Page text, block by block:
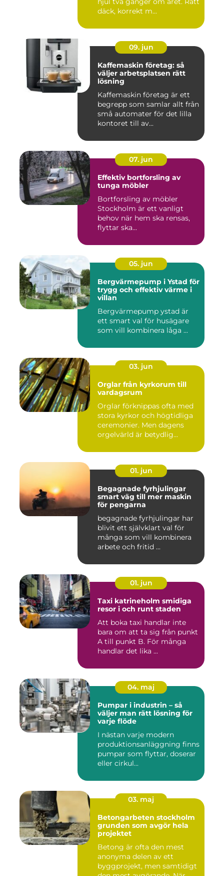
däck, korrekt m...
09. jun
Kaffemaskin företag: så
väljer arbetsplatsen rätt
lösning
Kaffemaskin företag är ett
begrepp som samlar allt från
små automater för det lilla
kontoret till av...
07. jun
Effektiv bortforsling av
tunga möbler
Bortforsling av möbler
Stockholm är ett vanligt
behov när hem ska rensas,
flyttar ska...
05. jun
Bergvärmepump i Ystad för
trygg och effektiv värme i
villan
Bergvärmepump ystad är
ett smart val för husägare
som vill kombinera låga ...
03. jun
Orglar från kyrkorum till
vardagsrum
Orglar förknippas ofta med
stora kyrkor och högtidliga
ceremonier. Men dagens
orgelvärld är betydlig...
01. jun
Begagnade fyrhjulingar
smart väg till mer maskin
för pengarna
begagnade fyrhjulingar har
blivit ett självklart val för
många som vill kombinera
arbete och fritid ...
01. jun
Taxi katrineholm smidiga
resor i och runt staden
Att boka taxi handlar inte
bara om att ta sig från punkt
A till punkt B. För många
handlar det lika ...
04. maj
Pumpar i industrin – så
väljer man rätt lösning för
varje flöde
I nästan varje modern
produktionsanläggning finns
pumpar som flyttar, doserar
eller cirkul...
03. maj
Betongarbeten stockholm
grunden som avgör hela
projektet
Betong är ofta den mest
anonyma delen av ett
byggprojekt, men samtidigt